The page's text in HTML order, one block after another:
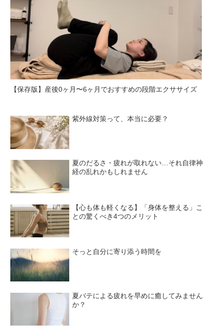
【保存版】産後0ヶ月〜6ヶ月でおすすめの段階エクササイズ
紫外線対策って、本当に必要？
夏のだるさ・疲れが取れない…それ自律神
経の乱れかもしれません
【心も体も軽くなる】「身体を整える」こ
との驚くべき4つのメリット
そっと自分に寄り添う時間を
夏バテによる疲れを早めに癒してみません
か？